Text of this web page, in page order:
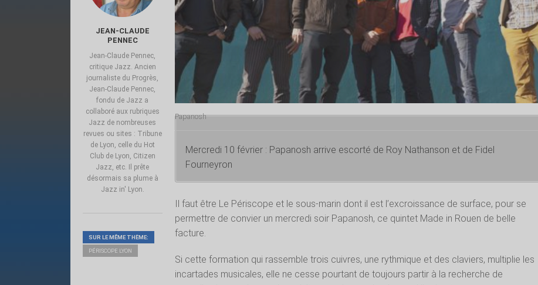
Papanosh
Mercredi 10 février : Papanosh arrive escorté de Roy Nathanson et de Fidel
Fourneyron
Il faut être Le Périscope et le sous-marin dont il est l’excroissance de surface, pour se
permettre de convier un mercredi soir Papanosh, ce quintet Made in Rouen de belle
facture.
Si cette formation qui rassemble trois cuivres, une rythmique et des claviers, multiplie les
incartades musicales, elle ne cesse pourtant de toujours partir à la recherche de
JEAN-CLAUDE
PENNEC
Jean-Claude Pennec,
critique Jazz. Ancien
journaliste du Progrès,
Jean-Claude Pennec,
fondu de Jazz a
collaboré aux rubriques
Jazz de nombreuses
revues ou sites : Tribune
de Lyon, celle du Hot
Club de Lyon, Citizen
Jazz, etc. Il prête
désormais sa plume à
Jazz in' Lyon.
SUR LE MÊME THÈME:
PÉRISCOPE LYON